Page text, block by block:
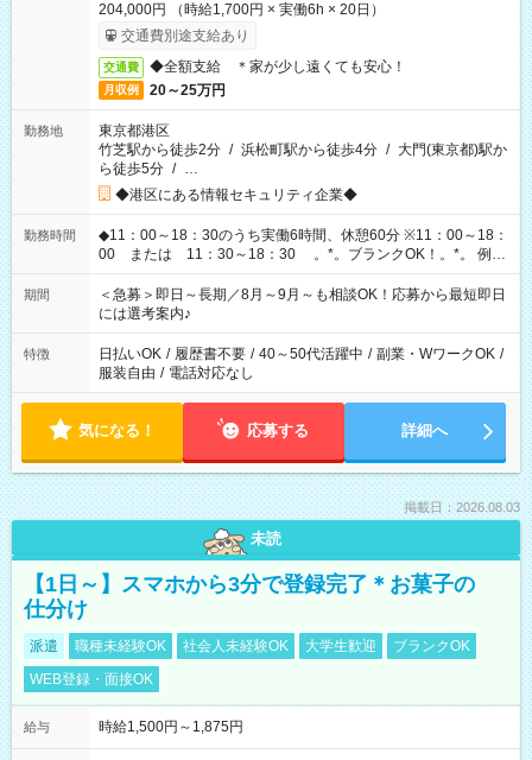
204,000円 （時給1,700円 × 実働6h × 20日）
交通費別途支給あり
交通費 ◆全額支給 ＊家が少し遠くても安心！
月収例 20～25万円
勤務地
東京都港区
竹芝駅から徒歩2分 / 浜松町駅から徒歩4分 / 大門(東京都)駅か
ら徒歩5分 / …
◆港区にある情報セキュリティ企業◆
勤務時間
◆11：00～18：30のうち実働6時間、休憩60分 ※11：00～18：
00 または 11：30～18：30 。*。ブランクOK！。*。 例え
ば前職が、 在宅/財団法人/事務/コールセンター/受付/販売/カフェ
スタッフ スイーツ販売/ホテルフロント/化粧品販売/など 様々な
業界から入社して活躍されています♪
期間
＜急募＞即日～長期／8月～9月～も相談OK！応募から最短即日
には選考案内♪
特徴 日払いOK / 履歴書不要 / 40～50代活躍中 / 副業・WワークOK /
服装自由 / 電話対応なし
気になる！ 応募する 詳細へ
掲載日：2026.08.03
未読
【1日～】スマホから3分で登録完了＊お菓子の
仕分け
派遣 職種未経験OK 社会人未経験OK 大学生歓迎
ブランクOK
WEB登録・面接OK
給与 時給1,500円～1,875円